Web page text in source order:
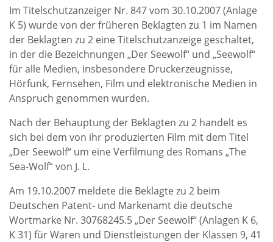
Im Titelschutzanzeiger Nr. 847 vom 30.10.2007 (Anlage
K 5) wurde von der früheren Beklagten zu 1 im Namen
der Beklagten zu 2 eine Titelschutzanzeige geschaltet,
in der die Bezeichnungen „Der Seewolf“ und „Seewolf“
für alle Medien, insbesondere Druckerzeugnisse,
Hörfunk, Fernsehen, Film und elektronische Medien in
Anspruch genommen wurden.
Nach der Behauptung der Beklagten zu 2 handelt es
sich bei dem von ihr produzierten Film mit dem Titel
„Der Seewolf“ um eine Verfilmung des Romans „The
Sea-Wolf“ von J. L.
Am 19.10.2007 meldete die Beklagte zu 2 beim
Deutschen Patent- und Markenamt die deutsche
Wortmarke Nr. 30768245.5 „Der Seewolf“ (Anlagen K 6,
K 31) für Waren und Dienstleistungen der Klassen 9, 41